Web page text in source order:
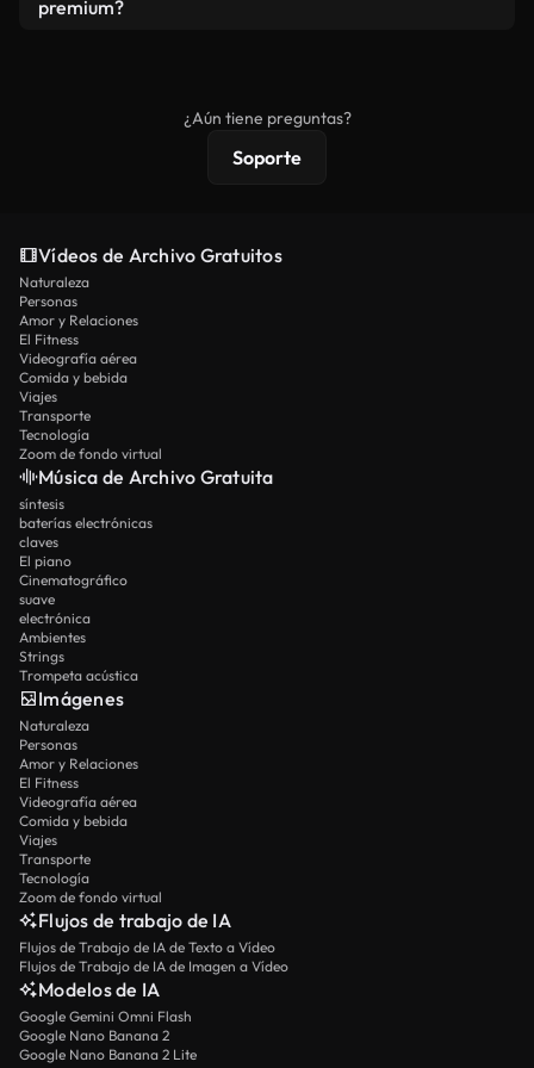
premium?
protecciones de licencia extendidas.
¿Aún tiene preguntas?
Soporte
Vídeos de Archivo Gratuitos
Naturaleza
Personas
Amor y Relaciones
El Fitness
Videografía aérea
Comida y bebida
Viajes
Transporte
Tecnología
Zoom de fondo virtual
Música de Archivo Gratuita
síntesis
baterías electrónicas
claves
El piano
Cinematográfico
suave
electrónica
Ambientes
Strings
Trompeta acústica
Imágenes
Naturaleza
Personas
Amor y Relaciones
El Fitness
Videografía aérea
Comida y bebida
Viajes
Transporte
Tecnología
Zoom de fondo virtual
Flujos de trabajo de IA
Flujos de Trabajo de IA de Texto a Vídeo
Flujos de Trabajo de IA de Imagen a Vídeo
Modelos de IA
Google Gemini Omni Flash
Google Nano Banana 2
Google Nano Banana 2 Lite